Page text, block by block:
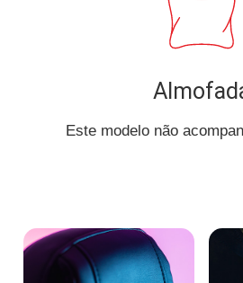
Este modelo não